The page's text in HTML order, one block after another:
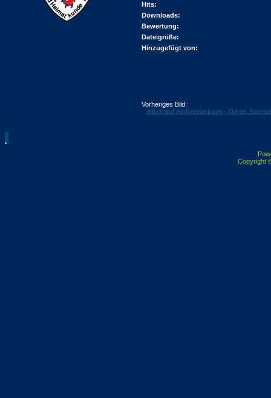
Hits:
Downloads:
Bewertung:
Dateigröße:
Hinzugefügt von:
Vorheriges Bild:
Blick auf Hohenlimburg - Oege,
Copyright